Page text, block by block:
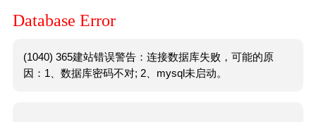
Database Error
(1040) 365建站错误警告：连接数据库失败，可能的原
因：1、数据库密码不对; 2、mysql未启动。